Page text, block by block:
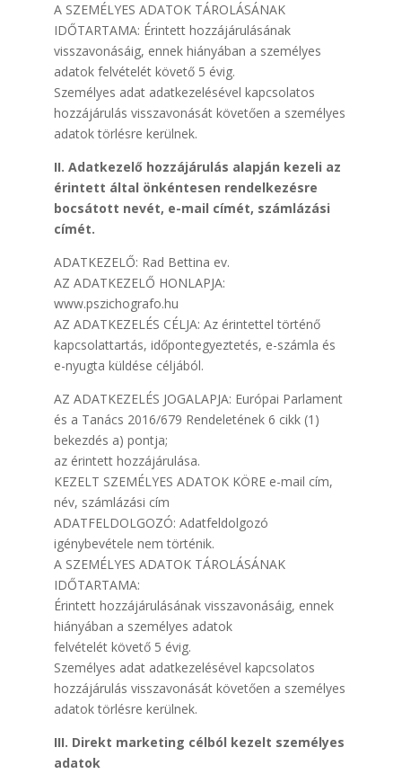
A SZEMÉLYES ADATOK TÁROLÁSÁNAK
IDŐTARTAMA: Érintett hozzájárulásának
visszavonásáig, ennek hiányában a személyes
adatok felvételét követő 5 évig.
Személyes adat adatkezelésével kapcsolatos
hozzájárulás visszavonását követően a személyes
adatok törlésre kerülnek.
II. Adatkezelő hozzájárulás alapján kezeli az
érintett által önkéntesen rendelkezésre
bocsátott nevét, e-mail címét, számlázási
címét.
ADATKEZELŐ: Rad Bettina ev.
AZ ADATKEZELŐ HONLAPJA:
www.pszichografo.hu
AZ ADATKEZELÉS CÉLJA: Az érintettel történő
kapcsolattartás, időpontegyeztetés, e-számla és
e-nyugta küldése céljából.
AZ ADATKEZELÉS JOGALAPJA: Európai Parlament
és a Tanács 2016/679 Rendeletének 6 cikk (1)
bekezdés a) pontja;
az érintett hozzájárulása.
KEZELT SZEMÉLYES ADATOK KÖRE e-mail cím,
név, számlázási cím
ADATFELDOLGOZÓ: Adatfeldolgozó
igénybevétele nem történik.
A SZEMÉLYES ADATOK TÁROLÁSÁNAK
IDŐTARTAMA:
Érintett hozzájárulásának visszavonásáig, ennek
hiányában a személyes adatok
felvételét követő 5 évig.
Személyes adat adatkezelésével kapcsolatos
hozzájárulás visszavonását követően a személyes
adatok törlésre kerülnek.
III. Direkt marketing célból kezelt személyes
adatok